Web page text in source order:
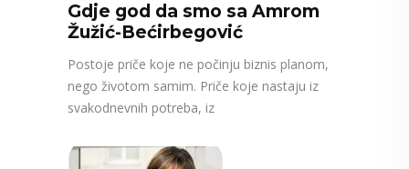
Gdje god da smo sa Amrom
Žužić-Bećirbegović
Postoje priče koje ne počinju biznis planom,
nego životom samim. Priče koje nastaju iz
svakodnevnih potreba, iz